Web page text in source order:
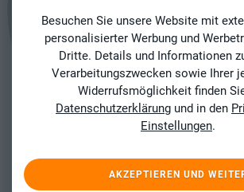
Besuchen Sie unsere Website mit
personalisierter Werbung und
Dritte. Details und Informationen
Verarbeitungszwecken sowie Ihrer
Widerrufsmöglichkeit finden
Datenschutzerklärung und in den
Einstellungen.
AKZEPTIEREN UND